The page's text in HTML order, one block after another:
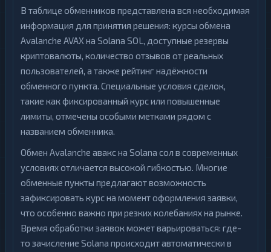
В таблице обменников представлена вся необходимая
информация для принятия решения: курсы обмена
Avalanche AVAX на Solana SOL, доступные резервы
криптовалюты, количество отзывов от реальных
пользователей, а также рейтинг надёжности
обменного пункта. Специальные условия сделок,
такие как фиксированный курс или повышенные
лимиты, отмечены особыми метками рядом с
названием обменника.
Обмен Avalanche авакс на Solana сол в современных
условиях отличается высокой гибкостью. Многие
обменные пункты предлагают возможность
зафиксировать курс на момент оформления заявки,
что особенно важно при резких колебаниях на рынке.
Время обработки заявок может варьироваться: где-
то зачисление Solana происходит автоматически в